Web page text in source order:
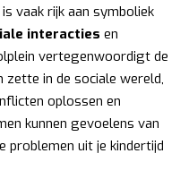
vaak rijk aan symboliek
interacties en
vertegenwoordigt de
in de sociale wereld,
oplossen en
kunnen gevoelens van
uit je kindertijd